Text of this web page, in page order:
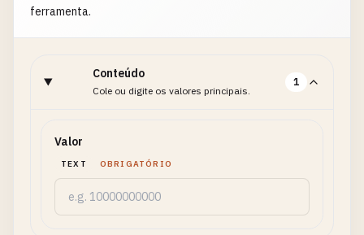
ferramenta.
Conteúdo
Cole ou digite os valores principais.
1
Valor
TEXT OBRIGATÓRIO